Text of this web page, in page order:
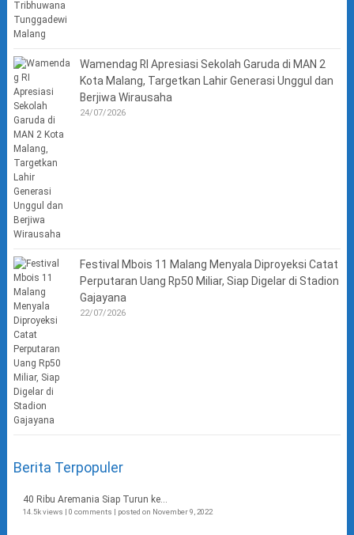
Wamendag RI Apresiasi Sekolah Garuda di MAN 2
Kota Malang, Targetkan Lahir Generasi Unggul dan
Berjiwa Wirausaha
24/07/2026
Festival Mbois 11 Malang Menyala Diproyeksi Catat
Perputaran Uang Rp50 Miliar, Siap Digelar di Stadion
Gajayana
22/07/2026
Berita Terpopuler
40 Ribu Aremania Siap Turun ke...
14.5k views | 0 comments | posted on November 9, 2022